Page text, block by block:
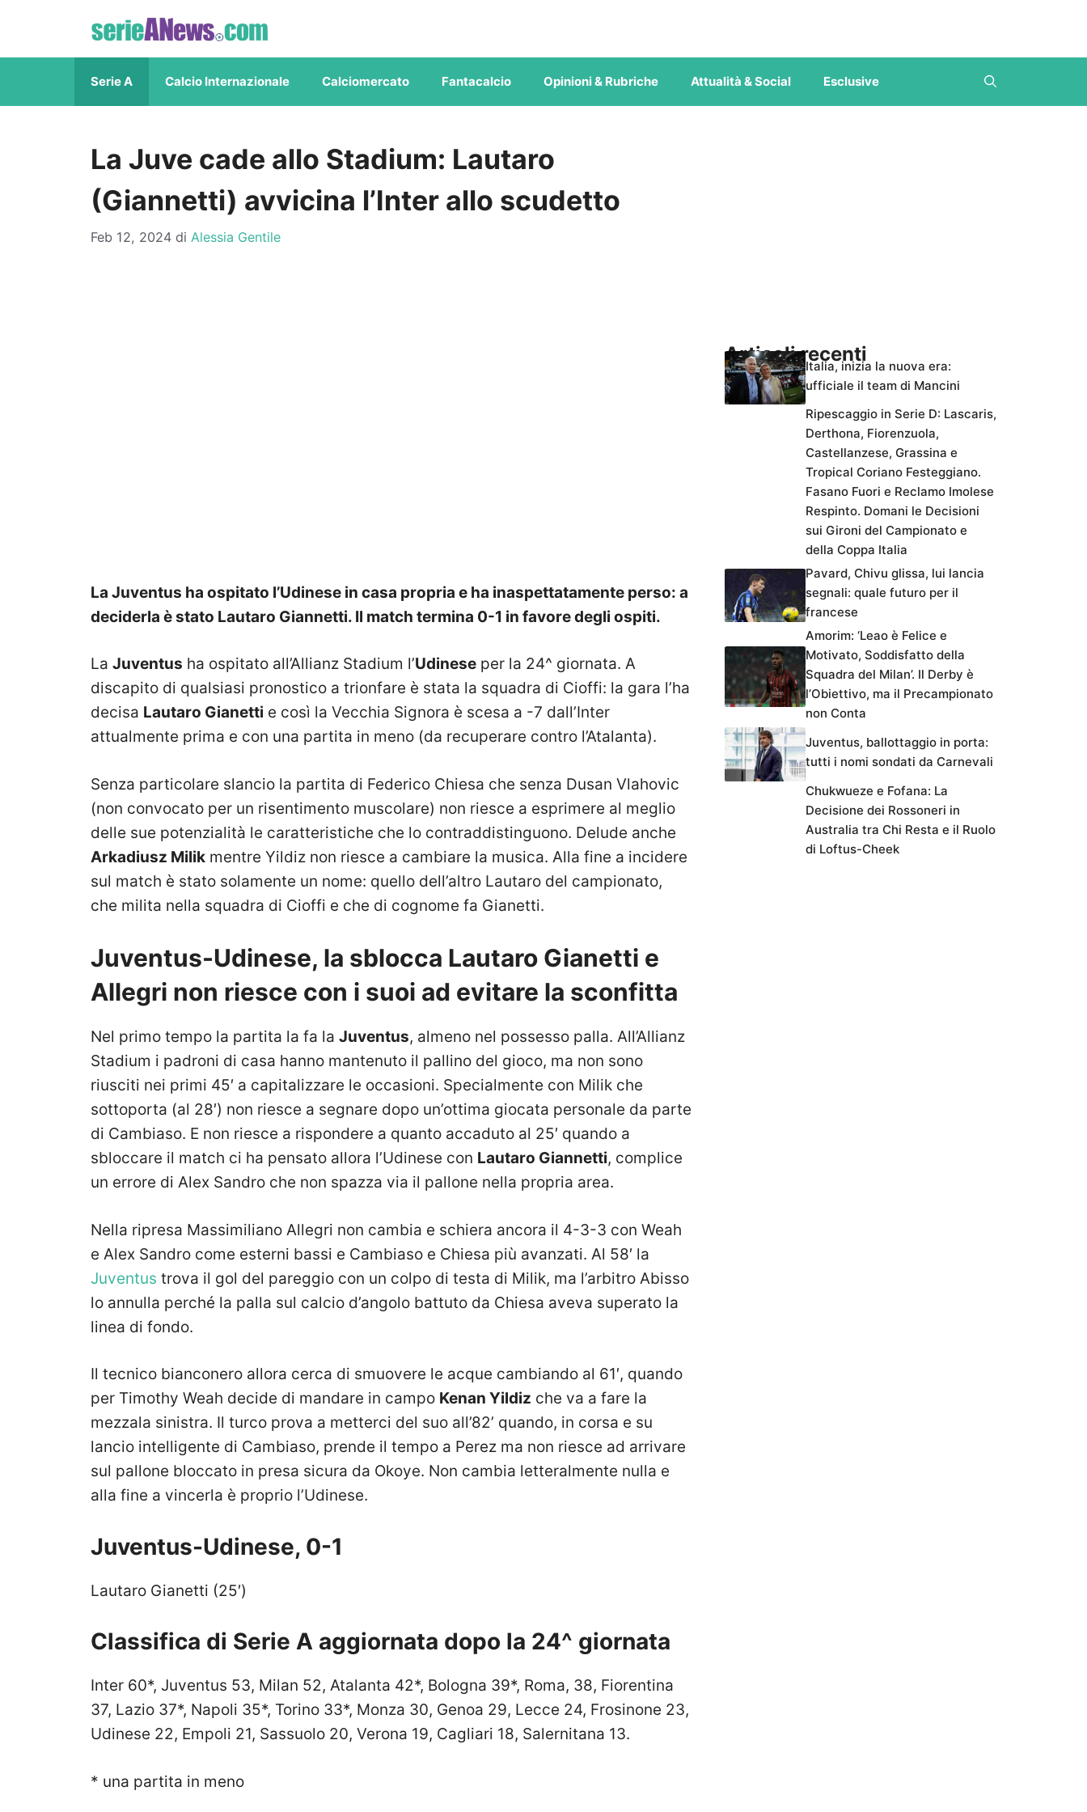
contenuto
Serie A Calcio Internazionale Calciomercato Fantacalcio Opinioni & Rubriche Attualità & Social Esclusive
La Juve cade allo Stadium: Lautaro
(Giannetti) avvicina l’Inter allo scudetto
Feb 12, 2024 di Alessia Gentile
La Juventus ha ospitato l’Udinese in casa propria e ha inaspettatamente perso: a
deciderla è stato Lautaro Giannetti. Il match termina 0-1 in favore degli ospiti.
La Juventus ha ospitato all’Allianz Stadium l’Udinese per la 24^ giornata. A
discapito di qualsiasi pronostico a trionfare è stata la squadra di Cioffi: la gara l’ha
decisa Lautaro Gianetti e così la Vecchia Signora è scesa a -7 dall’Inter
attualmente prima e con una partita in meno (da recuperare contro l’Atalanta).
Senza particolare slancio la partita di Federico Chiesa che senza Dusan Vlahovic
(non convocato per un risentimento muscolare) non riesce a esprimere al meglio
delle sue potenzialità le caratteristiche che lo contraddistinguono. Delude anche
Arkadiusz Milik mentre Yildiz non riesce a cambiare la musica. Alla fine a incidere
sul match è stato solamente un nome: quello dell’altro Lautaro del campionato,
che milita nella squadra di Cioffi e che di cognome fa Gianetti.
Juventus-Udinese, la sblocca Lautaro Gianetti e
Allegri non riesce con i suoi ad evitare la sconfitta
Nel primo tempo la partita la fa la Juventus, almeno nel possesso palla. All’Allianz
Stadium i padroni di casa hanno mantenuto il pallino del gioco, ma non sono
riusciti nei primi 45′ a capitalizzare le occasioni. Specialmente con Milik che
sottoporta (al 28′) non riesce a segnare dopo un’ottima giocata personale da parte
di Cambiaso. E non riesce a rispondere a quanto accaduto al 25′ quando a
sbloccare il match ci ha pensato allora l’Udinese con Lautaro Giannetti, complice
un errore di Alex Sandro che non spazza via il pallone nella propria area.
Nella ripresa Massimiliano Allegri non cambia e schiera ancora il 4-3-3 con Weah
e Alex Sandro come esterni bassi e Cambiaso e Chiesa più avanzati. Al 58′ la
Juventus trova il gol del pareggio con un colpo di testa di Milik, ma l’arbitro Abisso
lo annulla perché la palla sul calcio d’angolo battuto da Chiesa aveva superato la
linea di fondo.
Il tecnico bianconero allora cerca di smuovere le acque cambiando al 61′, quando
per Timothy Weah decide di mandare in campo Kenan Yildiz che va a fare la
mezzala sinistra. Il turco prova a metterci del suo all’82’ quando, in corsa e su
lancio intelligente di Cambiaso, prende il tempo a Perez ma non riesce ad arrivare
sul pallone bloccato in presa sicura da Okoye. Non cambia letteralmente nulla e
alla fine a vincerla è proprio l’Udinese.
Juventus-Udinese, 0-1
Lautaro Gianetti (25′)
Classifica di Serie A aggiornata dopo la 24^ giornata
Inter 60*, Juventus 53, Milan 52, Atalanta 42*, Bologna 39*, Roma, 38, Fiorentina
37, Lazio 37*, Napoli 35*, Torino 33*, Monza 30, Genoa 29, Lecce 24, Frosinone 23,
Udinese 22, Empoli 21, Sassuolo 20, Verona 19, Cagliari 18, Salernitana 13.
* una partita in meno
Articoli recenti
Italia, inizia la nuova era:
ufficiale il team di Mancini
Ripescaggio in Serie D: Lascaris,
Derthona, Fiorenzuola,
Castellanzese, Grassina e
Tropical Coriano Festeggiano.
Fasano Fuori e Reclamo Imolese
Respinto. Domani le Decisioni
sui Gironi del Campionato e
della Coppa Italia
Pavard, Chivu glissa, lui lancia
segnali: quale futuro per il
francese
Amorim: ‘Leao è Felice e
Motivato, Soddisfatto della
Squadra del Milan’. Il Derby è
l’Obiettivo, ma il Precampionato
non Conta
Juventus, ballottaggio in porta:
tutti i nomi sondati da Carnevali
Chukwueze e Fofana: La
Decisione dei Rossoneri in
Australia tra Chi Resta e il Ruolo
di Loftus-Cheek